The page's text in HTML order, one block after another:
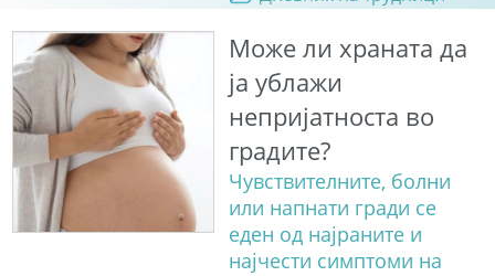
Може ли храната да
ја ублажи
непријатноста во
градите?
Чувствителните, болни
или напнати гради се
еден од најраните и
најчести симптоми на